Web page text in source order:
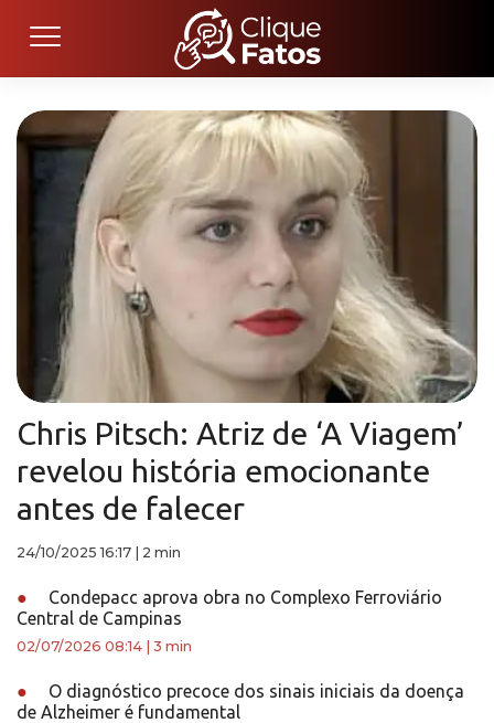
Chris Pitsch: Atriz de ‘A Viagem’
revelou história emocionante
antes de falecer
24/10/2025 16:17 2 min
●
Condepacc aprova obra no Complexo Ferroviário
Central de Campinas
02/07/2026 08:14 3 min
●
O diagnóstico precoce dos sinais iniciais da doença
de Alzheimer é fundamental